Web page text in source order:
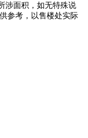
涉面积，如无特殊说
参考，以售楼处实际